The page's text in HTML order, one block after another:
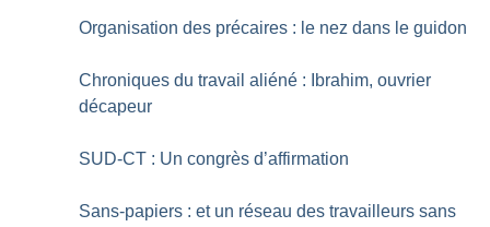
Organisation des précaires : le nez dans le guidon
Chroniques du travail aliéné : Ibrahim, ouvrier
décapeur
SUD-CT : Un congrès d’affirmation
Sans-papiers : et un réseau des travailleurs sans